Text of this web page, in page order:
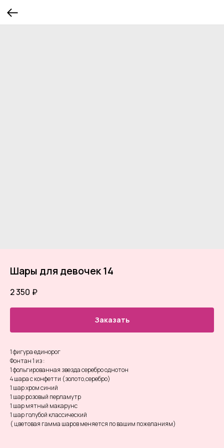
Шары для девочек 14
2 350 ₽
Заказать
1 фигура единорог
Фонтан 1 из :
1 фольгированная звезда серебро однотон
4 шара с конфетти (золото,серебро)
1 шар хром синий
1 шар розовый перламутр
1 шар мятный макарунс
1 шар голубой классический
( цветовая гамма шаров меняется по вашим пожеланиям)